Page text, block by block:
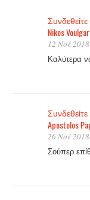
Nikos
12 Νοέ
Καλύτερα
Apostolos
26 Νοέ
Σούπερ